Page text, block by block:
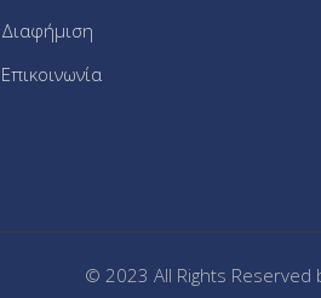
Διαφήμιση
Επικοινωνία
© 2023 All Rights Reserved